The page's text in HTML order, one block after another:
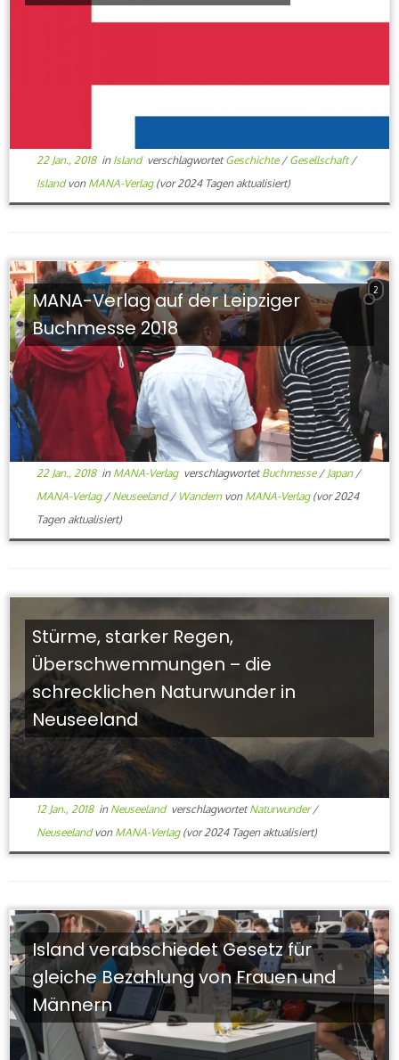
22 Jan., 2018in Island verschlagwortetGeschichte / Gesellschaft/
Islandvon MANA-Verlag(vor 2024 Tagen aktualisiert)
2
MANA-Verlag auf der Leipziger
Buchmesse 2018
22 Jan., 2018in MANA-Verlag verschlagwortetBuchmesse / Japan /
MANA-Verlag / Neuseeland/ Wandern von MANA-Verlag(vor 2024
Tagen aktualisiert)
Stürme, starker Regen,
Überschwemmungen – die
schrecklichen Naturwunder in
Neuseeland
12 Jan., 2018in Neuseeland verschlagwortetNaturwunder/
Neuseelandvon MANA-Verlag(vor 2024 Tagen aktualisiert)
Island verabschiedet Gesetz für
gleiche Bezahlung von Frauen und
Männern